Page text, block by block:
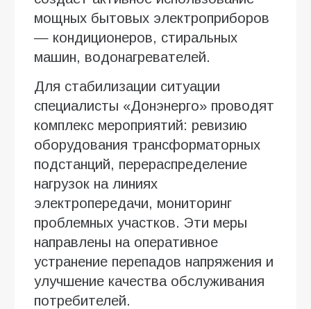
мощных бытовых электроприборов
— кондиционеров, стиральных
машин, водонагревателей.
Для стабилизации ситуации
специалисты «Донэнерго» проводят
комплекс мероприятий: ревизию
оборудования трансформаторных
подстанций, перераспределение
нагрузок на линиях
электропередачи, мониторинг
проблемных участков. Эти меры
направлены на оперативное
устранение перепадов напряжения и
улучшение качества обслуживания
потребителей.